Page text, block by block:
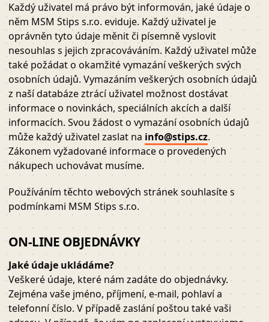
Každý uživatel má právo být informován, jaké údaje o
něm MSM Stips s.r.o. eviduje. Každý uživatel je
oprávněn tyto údaje měnit či písemně vyslovit
nesouhlas s jejich zpracováváním. Každý uživatel může
také požádat o okamžité vymazání veškerých svých
osobních údajů. Vymazáním veškerých osobních údajů
z naší databáze ztrácí uživatel možnost dostávat
informace o novinkách, speciálních akcích a další
informacích. Svou žádost o vymazání osobních údajů
může každý uživatel zaslat na info@stips.cz.
Zákonem vyžadované informace o provedených
nákupech uchovávat musíme.
Používáním těchto webových stránek souhlasíte s
podmínkami MSM Stips s.r.o.
ON-LINE OBJEDNÁVKY
Jaké údaje ukládáme?
Veškeré údaje, které nám zadáte do objednávky.
Zejména vaše jméno, příjmení, e-mail, pohlaví a
telefonní číslo. V případě zaslání poštou také vaši